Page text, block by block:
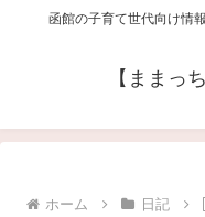
函館の子育て世代向け情
【ままっ
ホーム 日記